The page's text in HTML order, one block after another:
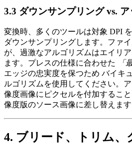
3.3 ダウンサンプリング vs.
変換時、多くのツールは対象 DPI
ダウンサンプリングします。ファ
が、過激なアルゴリズムはエイリ
ます。プレスの仕様に合わせた
「
エッジの忠実度を保つため バイキ
ルゴリズムを使用してください。
像度画像にピクセルを付加するこ
像度版のソース画像に差し替えます
4. ブリード、トリム、